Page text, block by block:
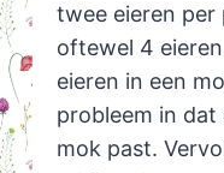
twee eieren per
oftewel 4
eieren in een
probleem in
mok past.